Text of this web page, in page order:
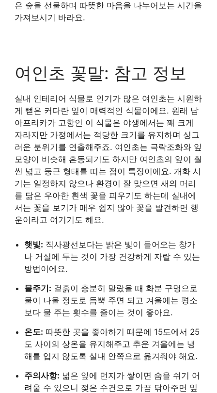
은 숲을 선물하며 따뜻한 마음을 나누어보는 시간을
가져보시기 바라요.
여인초 꽃말: 참고 정보
실내 인테리어 식물로 인기가 많은 여인초는 시원하
게 뻗은 커다란 잎이 매력적인 식물이에요. 원래 남
아프리카가 고향인 이 식물은 야생에서는 꽤 크게
자라지만 가정에서는 적당한 크기를 유지하며 싱그
러운 분위기를 연출해주죠. 여인초는 극락조화와 잎
모양이 비슷해 혼동되기도 하지만 여인초의 잎이 훨
씬 넓고 둥근 형태를 띠는 점이 특징이에요. 개화 시
기는 일정하지 않으나 환경이 잘 맞으면 새의 머리
를 닮은 우아한 흰색 꽃을 피우기도 하는데 실내에
서는 꽃을 보기가 매우 쉽지 않아 꽃을 발견하면 행
운이라고 여기기도 해요.
햇빛: 직사광선보다는 밝은 빛이 들어오는 창가
나 거실에 두는 것이 가장 건강하게 자랄 수 있는
방법이에요.
물주기: 겉흙이 충분히 말랐을 때 화분 구멍으로
물이 나올 정도로 듬뿍 주면 되고 겨울에는 평소
보다 물 주는 횟수를 줄이는 것이 좋아요.
온도: 따뜻한 곳을 좋아하기 때문에 15도에서 25
도 사이의 상온을 유지해주고 추운 겨울에는 냉
해를 입지 않도록 실내 안쪽으로 옮겨줘야 해요.
주의사항: 넓은 잎에 먼지가 쌓이면 숨을 쉬기 어
려울 수 있으니 젖은 수건으로 가끔 닦아주면 잎